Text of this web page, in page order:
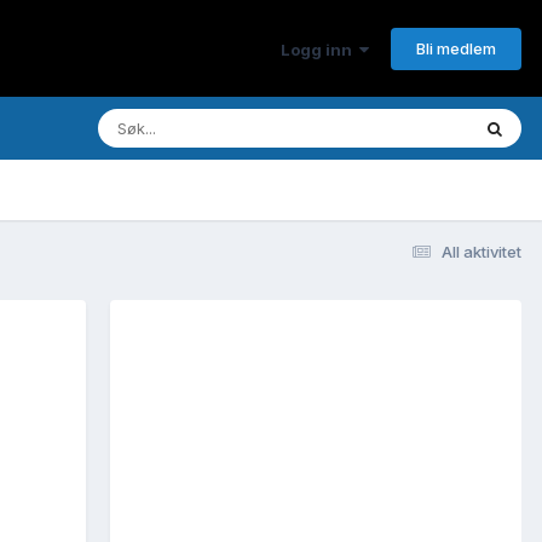
Logg inn Bli medlem
All aktivitet